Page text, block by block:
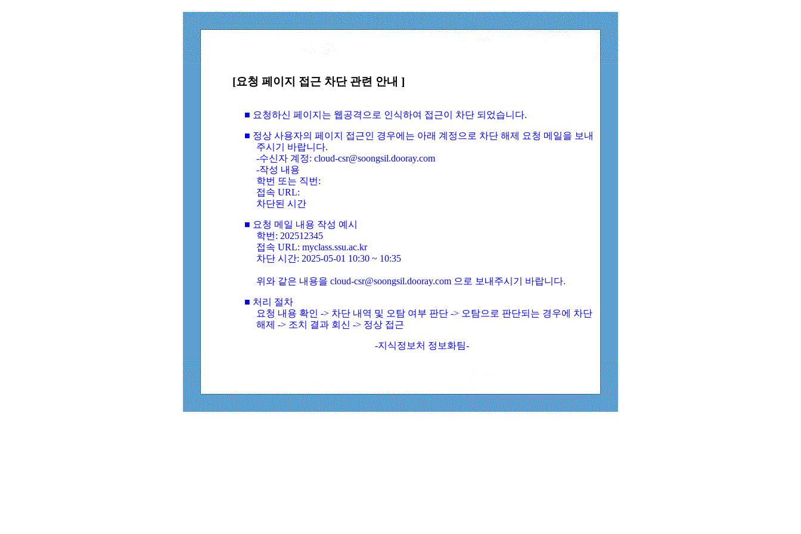
[요청 페이지 접근 차단 관련 안내 ]
■ 요청하신 페이지는 웹공격으로 인식하여 접근이 차단 되었습니다.
■ 정상 사용자의 페이지 접근인 경우에는 아래 계정으로 차단 해제 요청 메일을 보내
주시기 바랍니다.
-수신자 계정: cloud-csr@soongsil.dooray.com
-작성 내용
학번 또는 직번:
접속 URL:
차단된 시간
■ 요청 메일 내용 작성 예시
학번: 202512345
접속 URL: myclass.ssu.ac.kr
차단 시간: 2025-05-01 10:30 ~ 10:35
위와 같은 내용을 cloud-csr@soongsil.dooray.com 으로 보내주시기 바랍니다.
■ 처리 절차
요청 내용 확인 -> 차단 내역 및 오탐 여부 판단 -> 오탐으로 판단되는 경우에 차단
해제 -> 조치 결과 회신 -> 정상 접근
-지식정보처 정보화팀-